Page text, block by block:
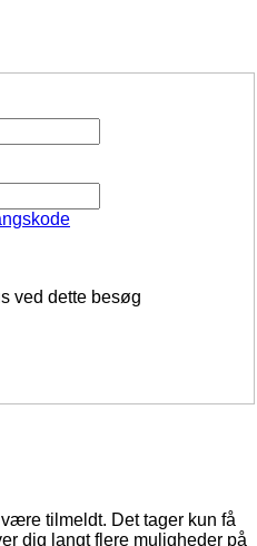
ved dette besøg
tilmeldt. Det tager kun få
dig langt flere muligheder på